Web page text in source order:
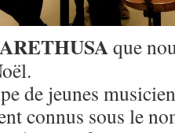
que
de jeunes
connus sous le